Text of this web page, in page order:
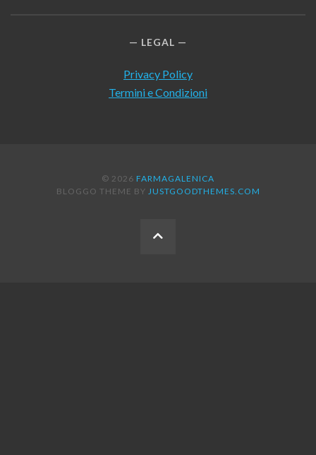
LEGAL
Privacy Policy
Termini e Condizioni
© 2026 FARMAGALENICA
BLOGGO THEME BY JUSTGOODTHEMES.COM
BACK